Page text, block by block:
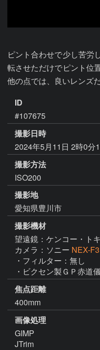
ピント合わせで少し苦労
転させただけでピント位
他の点では、良いレンズ
ID
#107675
撮影日時
2024年5月11日 2時0分
撮影方法
ISO200
撮影地
愛知県豊川市
撮影機材
望遠鏡：ケンコー・ト
カメラ：ソニー NEX-F3
・フィルター：無し
・ビクセン製ＧＰ赤道
焦点距離
400mm
画像処理
GIMP
JTrim